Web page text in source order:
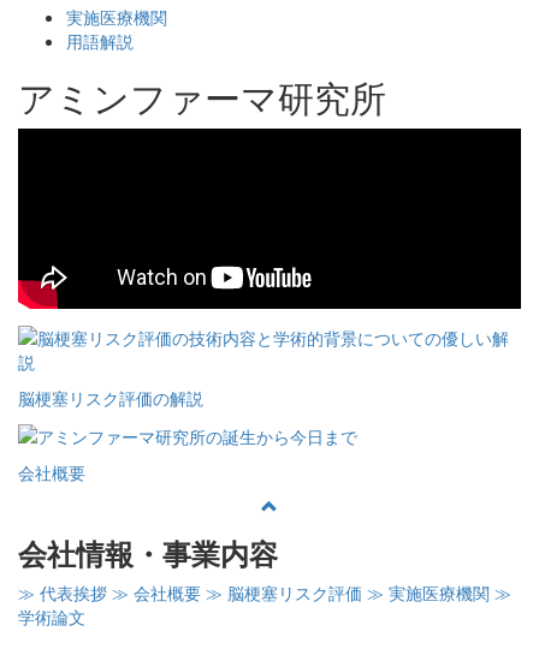
実施医療機関
用語解説
アミンファーマ研究所
脳梗塞リスク評価の解説
会社概要
会社情報・事業内容
≫ 代表挨拶 ≫ 会社概要 ≫ 脳梗塞リスク評価 ≫ 実施医療機関 ≫
学術論文